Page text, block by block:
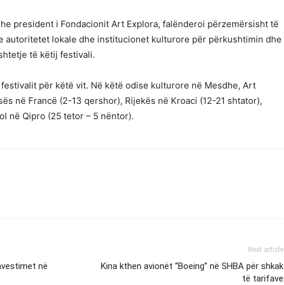
president i Fondacionit Art Explora, falënderoi përzemërsisht të
autoritetet lokale dhe institucionet kulturore për përkushtimin dhe
të këtij festivali.
për këtë vit. Në këtë odise kulturore në Mesdhe, Art
në Francë (2-13 qershor), Rijekës në Kroaci (12-21 shtator),
në Qipro (25 tetor – 5 nëntor).
në
Next article
Kina kthen avionët “Boeing” në SHBA për shkak
të tarifave